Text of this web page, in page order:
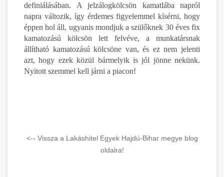
definiálásában. A jelzálogkölcsön kamatlába napról
napra változik, így érdemes figyelemmel kísérni, hogy
éppen hol áll, ugyanis mondjuk a szülőknek 30 éves fix
kamatozású kölcsön lett felvéve, a munkatársnak
állítható kamatozású kölcsöne van, és ez nem jelenti
azt, hogy ezek közül bármelyik is jól jönne nekünk.
Nyitott szemmel kell járni a piacon!
<-- Vissza a Lakáshitel Egyek Hajdú-Bihar megye blog
oldalra!